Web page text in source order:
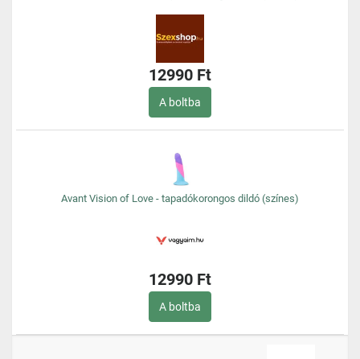
12990 Ft
A boltba
Avant Vision of Love - tapadókorongos dildó (színes)
12990 Ft
A boltba